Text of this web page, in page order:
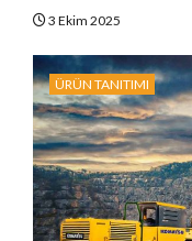
3 Ekim 2025
ÜRÜN TANITIMI